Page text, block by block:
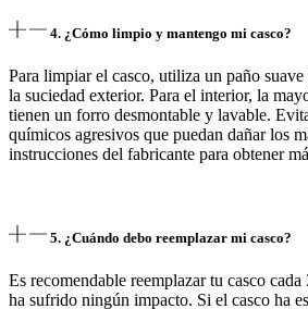
4. ¿Cómo limpio y mantengo mi casco?
Para limpiar el casco, utiliza un paño
la suciedad exterior. Para el interior, la
tienen un forro desmontable y lavable.
químicos agresivos que puedan dañar los
instrucciones del fabricante para obtener
5. ¿Cuándo debo reemplazar mi casco?
Es recomendable reemplazar tu casco
ha sufrido ningún impacto. Si el casco ha